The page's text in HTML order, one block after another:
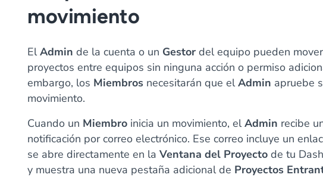
movimiento
ElAdmin de la cuenta o un Gestor del equipo pueden mover
proyectos entre equipos sin ninguna acción o permiso
embargo, los Miembros necesitarán que elAdmin apruebe
movimiento.
Cuando un Miembro inicia un movimiento, elAdmin recibe
notificación por correo electrónico. Ese correo incluye un
se abre directamente en la Ventana del Proyecto de tu
y muestra una nueva pestaña adicional de Proyectos